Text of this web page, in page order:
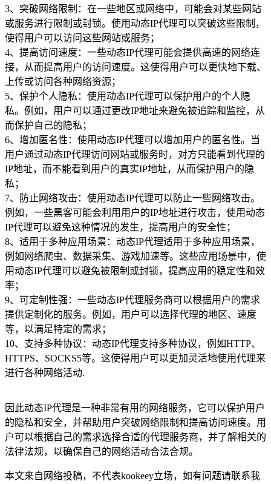
3、突破网络限制：在一些地区或网络中，可能会对某些网站
或服务进行限制或封锁。使用动态IP代理可以突破这些限制，
使得用户可以访问这些网站或服务；
4、提高访问速度：一些动态IP代理可能会提供高速的网络连
接，从而提高用户的访问速度。这使得用户可以更快地下载、
上传或访问各种网络资源；
5、保护个人隐私：使用动态IP代理可以保护用户的个人隐
私。例如，用户可以通过更改IP地址来避免被追踪和监控，从
而保护自己的隐私；
6、增加匿名性：使用动态IP代理可以增加用户的匿名性。当
用户通过动态IP代理访问网站或服务时，对方只能看到代理的
IP地址，而不能看到用户的真实IP地址，从而保护用户的隐
私；
7、防止网络攻击：使用动态IP代理可以防止一些网络攻击。
例如，一些黑客可能会利用用户的IP地址进行攻击，使用动态
IP代理可以避免这种情况的发生，提高用户的安全性；
8、适用于多种应用场景：动态IP代理适用于多种应用场景，
例如网络爬虫、数据采集、游戏加速等。这些应用场景中，使
用动态IP代理可以避免被限制或封锁，提高应用的稳定性和效
率；
9、可定制性强：一些动态IP代理服务商可以根据用户的需求
提供定制化的服务。例如，用户可以选择代理的地区、速度
等，以满足特定的需求；
10、支持多种协议：动态IP代理支持多种协议，例如HTTP、
HTTPS、SOCKS5等。这使得用户可以更加灵活地使用代理来
进行各种网络活动.
因此动态IP代理是一种非常有用的网络服务，它可以保护用户
的隐私和安全，并帮助用户突破网络限制和提高访问速度。用
户可以根据自己的需求选择合适的代理服务商，并了解相关的
法律法规，以确保自己的网络活动合法合规。
本文来自网络投稿，不代表kookeey立场，如有问题请联系我